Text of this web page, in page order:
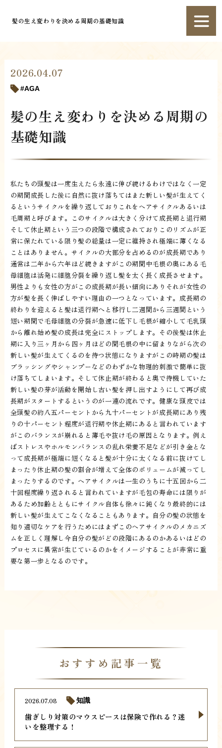
髪の生え変わりを決める周期の基礎知識
2026.04.07
AGA
髪の生え変わりを決める周期の
基礎知識
私たちの頭髪は一度生えたら永遠に伸び続けるわけではなく一定
の期間成長した後に自然に抜け落ちてはまた新しい髪が生えてく
るというサイクルを繰り返しておりこれをヘアサイクルあるいは
毛周期と呼びます。このサイクルは大きく分けて成長期と退行期
そして休止期という三つの段階で構成されておりこのリズムが正
常に保たれている限り髪の総量は一定に維持され極端に薄くなる
ことはありません。サイクルの大部分を占めるのが成長期であり
通常は二年から六年ほど続きますがこの期間中毛根の奥にある毛
母細胞は活発に細胞分裂を繰り返し髪を太く長く成長させます。
男性よりも女性の方がこの成長期が長い傾向にありそれが女性の
方が髪を長く伸ばしやすい理由の一つとなっています。成長期の
終わりを迎えると髪は退行期へと移行し二週間から三週間という
短い期間で毛母細胞の分裂が急速に低下し毛根が縮小して毛乳頭
から離れ始め髪の成長は完全にストップします。その後髪は休止
期に入り三ヶ月から四ヶ月ほどの間毛根の中に留まりながら次の
新しい髪が生えてくるのを待つ状態になりますがこの時期の髪は
ブラッシングやシャンプーなどのわずかな物理的刺激で簡単に抜
け落ちてしまいます。そして休止期が終わると奥で待機していた
新しい髪の芽が活動を開始し古い髪を押し出すようにして再び成
長期がスタートするというのが一連の流れです。健康な頭皮では
全頭髪の約八五パーセントから九十パーセントが成長期にあり残
りの十パーセント程度が退行期や休止期にあると言われています
がこのバランスが崩れると薄毛や抜け毛の原因となります。例え
ばストレスやホルモンバランスの乱れ栄養不足などが引き金とな
って成長期が極端に短くなると髪が十分に太くなる前に抜けてし
まったり休止期の髪の割合が増えて全体のボリュームが減ってし
まったりするのです。ヘアサイクルは一生のうちに十五回から二
十回程度繰り返されると言われていますが毛包の寿命には限りが
あるため加齢とともにサイクル自体も徐々に鈍くなり最終的には
新しい髪が生えてこなくなることもあります。自分の髪の状態を
知り適切なケアを行うためにはまずこのヘアサイクルのメカニズ
ムを正しく理解し今自分の髪がどの段階にあるのかあるいはどの
プロセスに異常が生じているのかをイメージすることが非常に重
要な第一歩となるのです。
おすすめ記事一覧
歯ぎしり対策のマウスピースは保険で作れる？迷
いを整理する！
2026.07.08 知識